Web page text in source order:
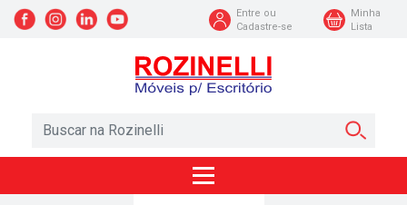
Entre ou
Cadastre-se
Minha
Lista